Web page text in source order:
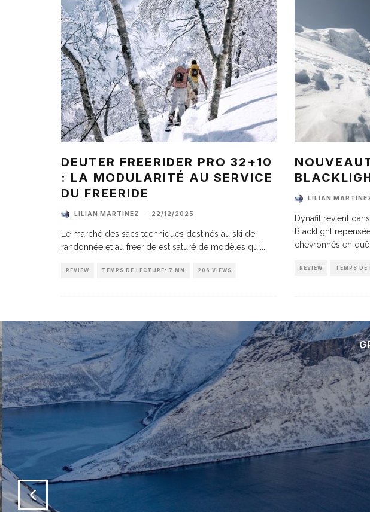
DEUTER FREERIDER PRO 32+10
: LA MODULARITÉ AU SERVICE
DU FREERIDE
LILIAN MARTINEZ · 22/12/2025
Le marché des sacs techniques destinés au ski de
randonnée et au freeride est saturé de modèles qui
REVIEW TEMPS DE LECTURE: 7 MN 206 VIEWS
LILIAN
Dynafit revient
Blacklight
chevronnés en
REVIEW TEMPS DE